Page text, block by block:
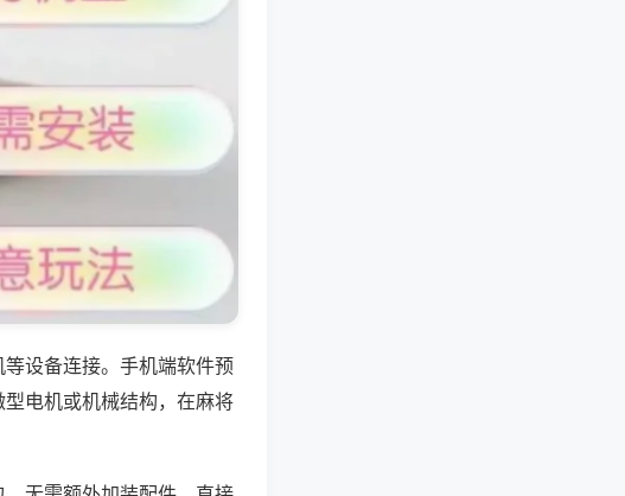
设备连接。手机端软件预
电机或机械结构，在麻将